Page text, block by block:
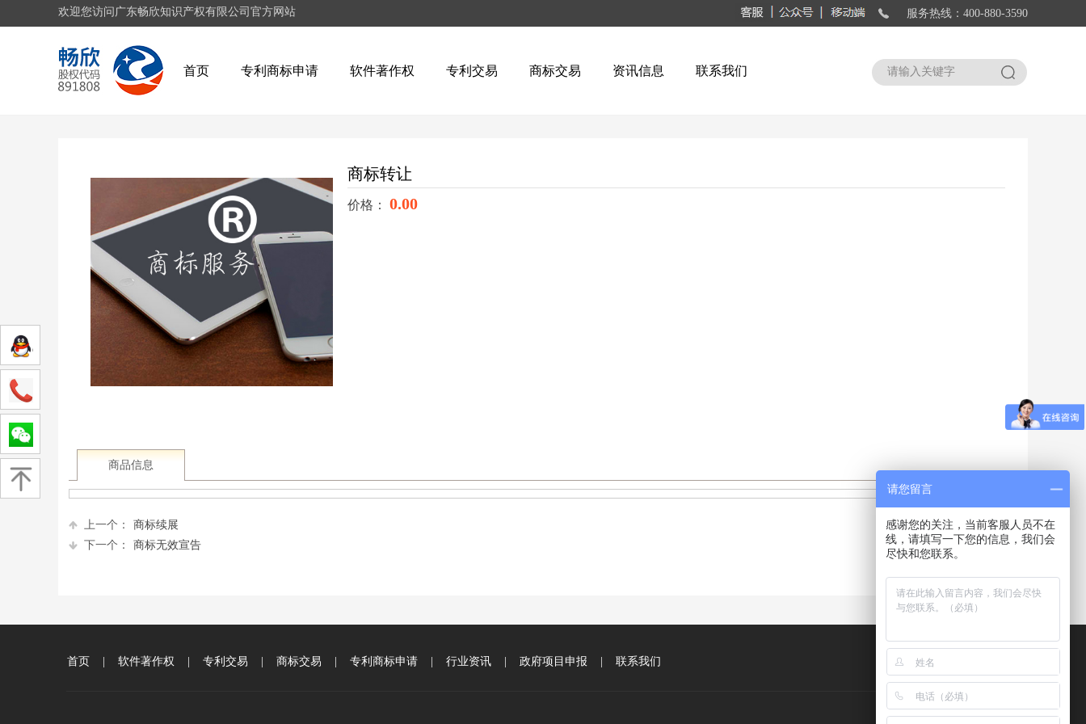
服务热线：400-880-3590
欢迎您访问广东畅欣知识产权有限公司官方网站
搜索
首页 专利商标申请 软件著作权 专利交易 商标交易 资讯信息 联系我们
商标转让
价格： 0.00
商品信息
上一个：
商标续展
下一个：
商标无效宣告
首页 软件著作权 专利交易 商标交易 专利商标申请 行业资讯 政府项目申报 联系我们
请您留言
感谢您的关注，当前客服人员不在
线，请填写一下您的信息，我们会
尽快和您联系。